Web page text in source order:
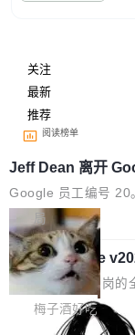
关注
最新
推荐
阅读榜单
Jeff Dean 离开
束，一个实验室的
Google 员工编号 20
Bigtable 作者之一。
Gemini 的架构师。
ean 在 Google 工作
不是一个人走。一同
wat（Google 员工
年的编程搭档，
局
🔥 SolonCode
字体可调、22 种
打开终端就能上岗的
把「看得清、用母语
齐。 SolonCode 是
梅子酒好吃